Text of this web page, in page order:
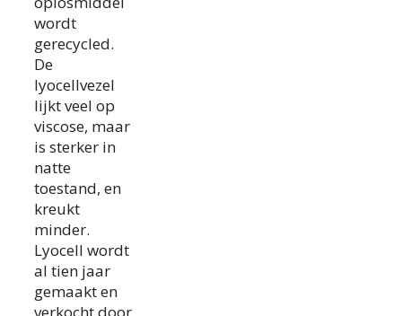
wordt
gerecycled.
De
lyocellvezel
lijkt veel op
viscose, maar
is sterker in
natte
toestand, en
kreukt
minder.
Lyocell wordt
al tien jaar
gemaakt en
verkocht door